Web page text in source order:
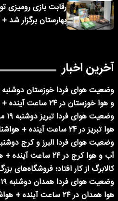
رقابت بازی رومیزی
بهارستان برگزار شد
آخرین اخبار
و هوا خوزستان در ۲۴ ساعت آینده + هواشناسی خوزستان
هوا تبریز در ۲۴ ساعت آینده + هواشناسی تبریز
آب و هوا کرج در ۲۴ ساعت آینده + هواشناسی کرج
کالابرگ از کار افتاد؛ فروشگاه‌های
هوا همدان در ۲۴ ساعت آینده + هواشناسی همدان